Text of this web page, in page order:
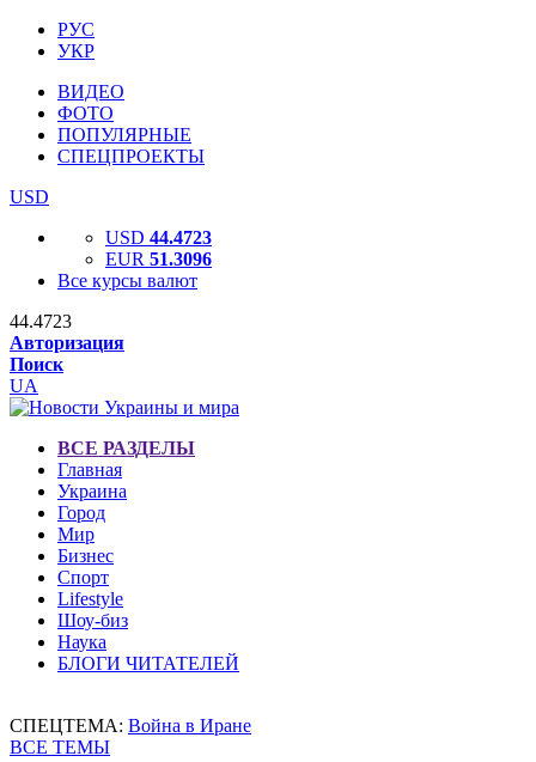
РУС
УКР
ВИДЕО
ФОТО
ПОПУЛЯРНЫЕ
СПЕЦПРОЕКТЫ
USD
USD 44.4723
EUR 51.3096
Все курсы валют
44.4723
Авторизация
Поиск
UA
ВСЕ РАЗДЕЛЫ
Главная
Украина
Город
Мир
Бизнес
Спорт
Lifestyle
Шоу-биз
Наука
БЛОГИ ЧИТАТЕЛЕЙ
СПЕЦТЕМА: Война в Иране
ВСЕ ТЕМЫ